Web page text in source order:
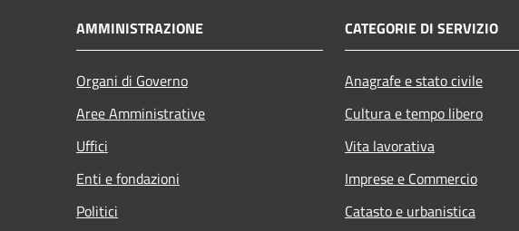
AMMINISTRAZIONE
Organi di Governo
Aree Amministrative
Uffici
Enti e fondazioni
Politici
CATEGORIE DI SERVIZIO
Anagrafe e stato civile
Cultura e tempo libero
Vita lavorativa
Imprese e Commercio
Catasto e urbanistica